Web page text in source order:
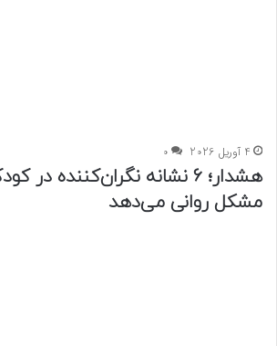
4 آوریل 2026 0
هشدار؛ 6 نشانه نگران‌کننده در
مشکل روانی می‌دهد